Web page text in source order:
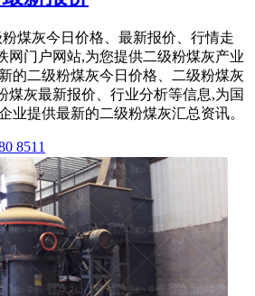
粉煤灰今日价格、最新报价、行情走
网门户网站,为您提供二级粉煤灰产业
的二级粉煤灰今日价格、二级粉煤灰
煤灰最新报价、行业分析等信息,为国
业提供最新的二级粉煤灰汇总资讯。
8511